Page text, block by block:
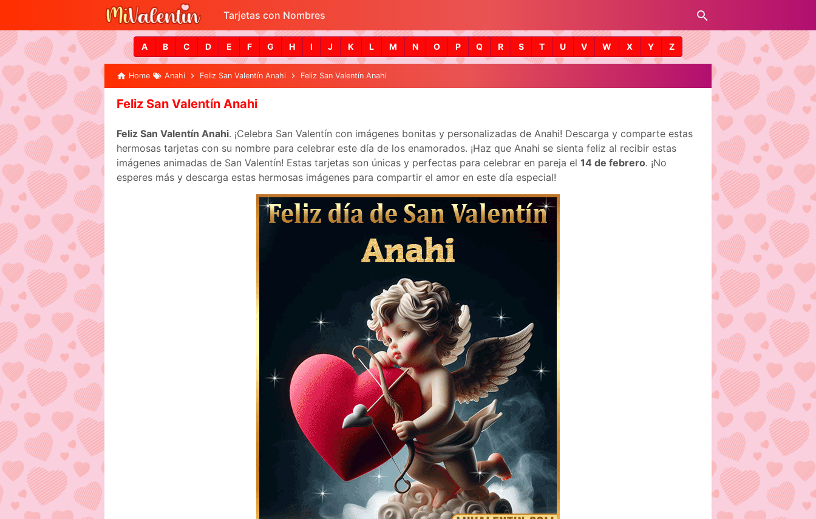
Tarjetas con Nombres
A B C D E F G H I J K L M N O P Q R S T U V W X Y Z
Home Anahi Feliz San Valentín Anahi Feliz San Valentín Anahi
Feliz San Valentín Anahi
Feliz San Valentín Anahi. ¡Celebra San Valentín con imágenes bonitas y personalizadas de Anahi! Descarga y comparte estas
hermosas tarjetas con su nombre para celebrar este día de los enamorados. ¡Haz que Anahi se sienta feliz al recibir estas
imágenes animadas de San Valentín! Estas tarjetas son únicas y perfectas para celebrar en pareja el 14 de febrero. ¡No
esperes más y descarga estas hermosas imágenes para compartir el amor en este día especial!